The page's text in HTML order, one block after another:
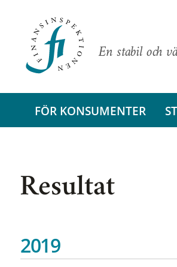
En stabil och
FÖR KONSUMENTER
Resultat
2019